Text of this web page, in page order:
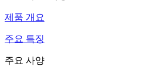
제품 개요
주요 특징
주요 사양